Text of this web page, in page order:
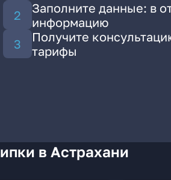
Заполните данные: в
информацию
Получите
тарифы
в Астрахани